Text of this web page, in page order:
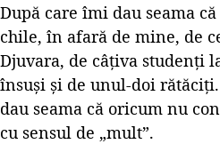
După care îmi dau seama
chile, în afară de mine, de
Djuvara, de câțiva studenți
însuși și de unul-doi
dau seama că oricum nu
cu sensul de „mult”.